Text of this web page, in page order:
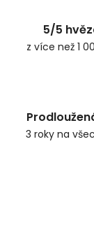
5/5
z více než 1
3 roky na